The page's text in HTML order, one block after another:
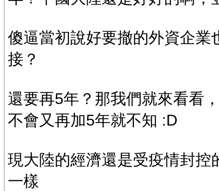
傻逼當初說好要撤的外資企
接？
還要再5年？那我們就來看看
不會又再加5年就不知 :D
現大陸的經濟還是受疫情封
一樣